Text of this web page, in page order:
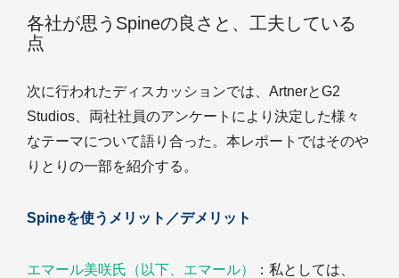
各社が思うSpineの良さと、工夫している
点
次に行われたディスカッションでは、ArtnerとG2
Studios、両社社員のアンケートにより決定した様々
なテーマについて語り合った。本レポートではそのや
りとりの一部を紹介する。
Spineを使うメリット／デメリット
エマール美咲氏（以下、エマール）
：私としては、